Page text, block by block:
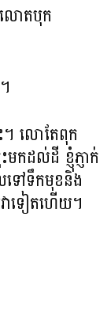
លោតបុក
។​ លោតែពុក
កដល់ដី ខ្ញុំភ្ញាក់
ទៅទឹកមុខនិង
ាទៀតហើយ។​